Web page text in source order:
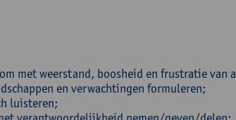
met weerstand, boosheid en frustratie van
en verwachtingen formuleren;
luisteren;